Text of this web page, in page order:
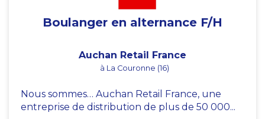
Boulanger en alternance F/H
Auchan Retail France
à La Couronne (16)
Nous sommes… Auchan Retail France, une
entreprise de distribution de plus de 50 000...